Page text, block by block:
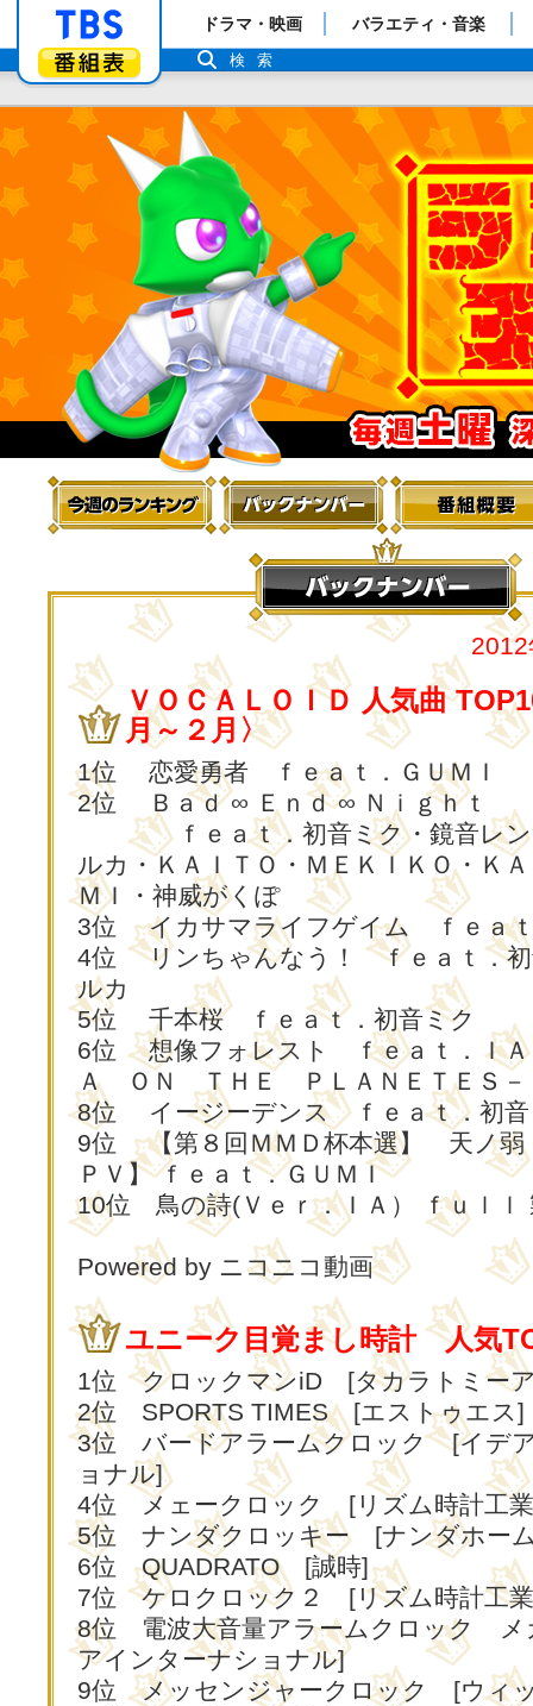
「TBSテレビ」トップページ
番組表
ドラマ・映画 バラエティ・音楽
検索
ＶＯＣＡＬＯＩＤ 人気曲
月～２月〉
1位 恋愛勇者 ｆｅａｔ．ＧＵＭＩ
2位 Ｂａｄ ∞ Ｅｎｄ ∞ Ｎｉｇｈｔ
ｆｅａｔ．初音ミク・鏡音レン
ルカ・ＫＡＩＴＯ・ＭＥＫＩＫＯ・Ｋ
ＭＩ・神威がくぽ
3位 イカサマライフゲイム ｆｅａｔ
4位 リンちゃんなう！ ｆｅａｔ．初
ルカ
5位 千本桜 ｆｅａｔ．初音ミク
6位 想像フォレスト ｆｅａｔ．Ｉ
Ａ ＯＮ ＴＨＥ ＰＬＡＮＥＴＥＳ－
8位 イージーデンス ｆｅａｔ．初音
9位 【第８回ＭＭＤ杯本選】 天ノ
ＰＶ】 ｆｅａｔ．ＧＵＭＩ
10位 鳥の詩(Ｖｅｒ．ＩＡ） ｆｕｌｌ
Powered by ニコニコ動画
ユニーク目覚まし時計 人気
1位 クロックマンiD [タカラトミー
2位 SPORTS TIMES [エストゥエス]
3位 バードアラームクロック [イデ
ョナル]
4位 メェークロック [リズム時計工
5位 ナンダクロッキー [ナンダホー
6位 QUADRATO [誠時]
7位 ケロクロック２ [リズム時計工
8位 電波大音量アラームクロック
アインターナショナル]
9位 メッセンジャークロック [ウィ